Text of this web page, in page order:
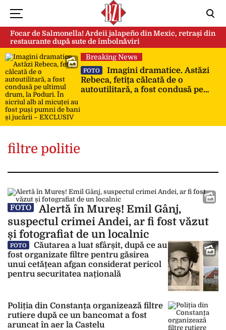
Focar de Salmonella! Ardeii jalapeño din Mexic, retrași din
restaurante după sute de îmbolnăviri
Breaking News
FOTO
Imagini dramatice. Astăzi
Rebeca, fetița călcată de o
autoutilitară, a fost condusă pe
filtre politie
FOTO
Alertă în Mureș! Emil Gânj,
suspectul crimei Andei, ar fi fost văzut
și fotografiat de un localnic
FOTO
Căutarea a luat sfârșit, după ce au
fost organizate filtre pentru găsirea
unui cetățean afgan considerat pericol
pentru securitatea națională
Poliția din Constanța organizează filtre
rutiere după ce un bancomat a fost
aruncat în aer la Castelu